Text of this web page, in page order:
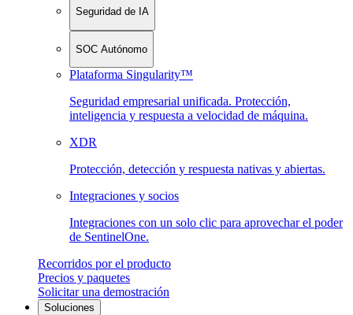
Seguridad de IA
SOC Autónomo
Plataforma Singularity™
Seguridad empresarial unificada. Protección,
inteligencia y respuesta a velocidad de máquina.
XDR
Protección, detección y respuesta nativas y abiertas.
Integraciones y socios
Integraciones con un solo clic para aprovechar el poder
de SentinelOne.
Recorridos por el producto
Precios y paquetes
Solicitar una demostración
Soluciones